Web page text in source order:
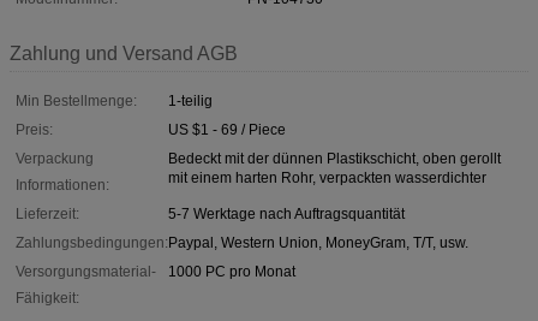
Zahlung und Versand AGB
Min Bestellmenge:
1-teilig
Preis:
US $1 - 69 / Piece
Verpackung
Informationen:
Bedeckt mit der dünnen Plastikschicht, oben gerollt
mit einem harten Rohr, verpackten wasserdichter
Lieferzeit:
5-7 Werktage nach Auftragsquantität
Zahlungsbedingungen:Paypal, Western Union, MoneyGram, T/T, usw.
Versorgungsmaterial-
Fähigkeit:
1000 PC pro Monat